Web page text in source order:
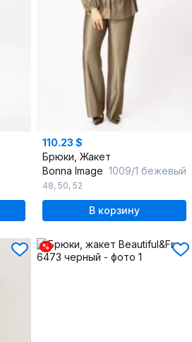
110.23 $
Брюки, Жакет
Bonna Image 1009/1 бежевый
48, 50, 52
В корзину
%